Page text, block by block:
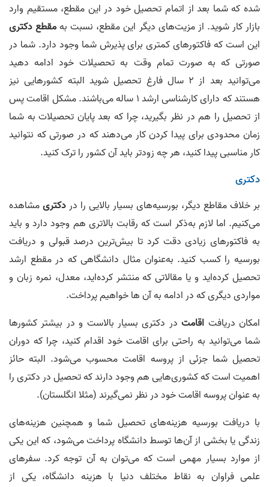
شده که شما بعد از اتمام تحصیل خود در این مقطع، مستقیم وارد
بازار کار شوید. از مزیت‌های دیگر این مقطع، نسبت بهمقطع دکتری
این است که فاکتور‌های کمتری برای پذیرش شما وجود دارد. شما در
صورتی که به صورت تمام وقت به تحصیلات خود ادامه دهید
می‌توانید بعد از ۲ سال فارغ تحصیل شوید البته کشورهایی نیز
هستند که دارای کارشناسی ارشد ۱ ساله می‌باشند. مشکل اقامت پس
از تحصیل را هم در نظر بگیرید، چرا که بعد پایان تحصیلات به شما
زمان محدودی برای پیدا کردن کار می‌دهند که در صورتی که نتوانید
کار مناسبی پیدا کنید، هر چه زودتر باید آن کشور را ترک کنید.
دکتری
بر خلاف مقاطع دیگر، بورسیه‌های بسیار بالایی را در دکتریمشاهده
می‌کنیم. اما لازم به‌ذکر است که رقابت بالاتری هم وجود دارد و باید
به فاکتور‌های زیادی دقت کرد تا بیش‌ترین درصد قبولی و دریافت
بورسیه را کسب کنید. به‌عنوان مثال دانشگاهی که در مقطع ارشد
تحصیل کرده‌اید و یا مقالاتی که منتشر کرده‌اید، معدل، نمره زبان و
مواردی دیگری که در ادامه به آن ها خواهیم پرداخت.
امکان دریافت اقامتدر دکتری بسیار بالاست و در بیشتر کشور‌ها
شما می‌توانید به راحتی برای اقامت خود اقدام کنید، چرا که دوران
تحصیل شما جزئی از پروسه اقامت محسوب می‌شود. البته حائز
اهمیت است که کشوری‌هایی هم وجود دارند که تحصیل در دکتری را
به عنوان پروسه اقامت خود در نظر نمی‌گیرند (مثلا انگلستان).
با دریافت بورسیه هزینه‌های تحصیل شما و همچنین هزینه‌های
زندگی یا بخشی از آن‌ها توسط دانشگاه پرداخت می‌شود، که این یکی
از موارد بسیار مهمی است که می‌توان به آن توجه کرد. سفر‌های
علمی فراوان به نقاط مختلف دنیا با هزینه دانشگاه، یکی از